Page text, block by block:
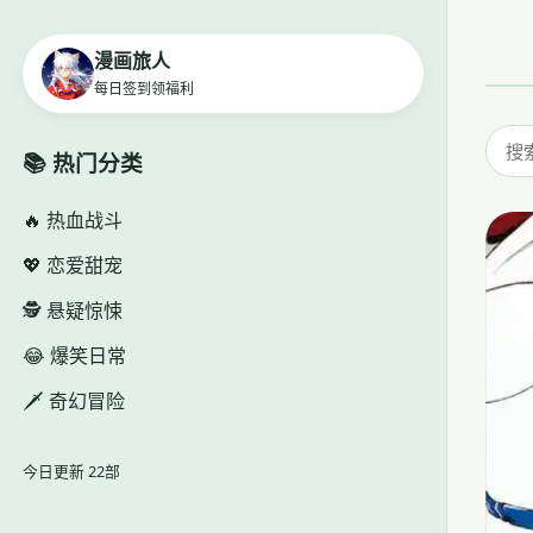
漫画旅人
每日签到领福利
📚 热门分类
🔥 热血战斗
💖 恋爱甜宠
🕵️ 悬疑惊悚
😂 爆笑日常
🗡️ 奇幻冒险
今日更新 22部